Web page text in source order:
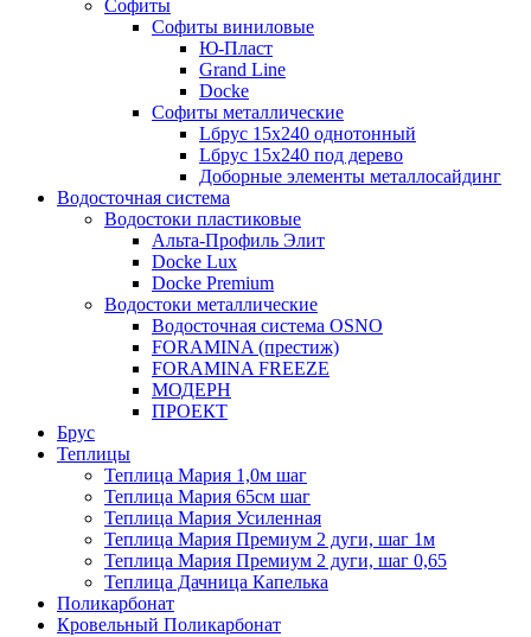
Софиты
Софиты виниловые
Ю-Пласт
Grand Line
Docke
Софиты металлические
Lбрус 15x240 однотонный
Lбрус 15x240 под дерево
Доборные элементы металлосайдинг
Водосточная система
Водостоки пластиковые
Альта-Профиль Элит
Docke Lux
Docke Premium
Водостоки металлические
Водосточная система OSNO
FORAMINA (престиж)
FORAMINA FREEZE
МОДЕРН
ПРОЕКТ
Брус
Теплицы
Теплица Мария 1,0м шаг
Теплица Мария 65см шаг
Теплица Мария Усиленная
Теплица Мария Премиум 2 дуги, шаг 1м
Теплица Мария Премиум 2 дуги, шаг 0,65
Теплица Дачница Капелька
Поликарбонат
Кровельный Поликарбонат